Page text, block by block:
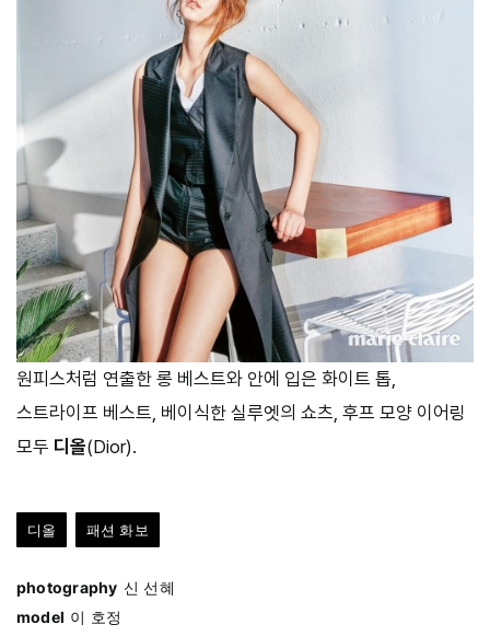
원피스처럼 연출한 롱 베스트와 안에 입은 화이트 톱,
스트라이프 베스트, 베이식한 실루엣의 쇼츠, 후프 모양 이어링
모두 디올(Dior).
디올 패션 화보
photography 신 선혜
model 이 호정